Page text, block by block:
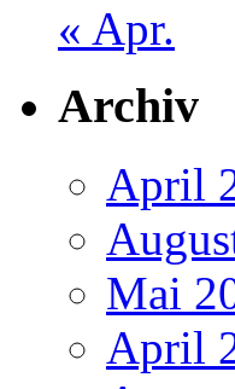
« Apr.
Archiv
April
Mai
April